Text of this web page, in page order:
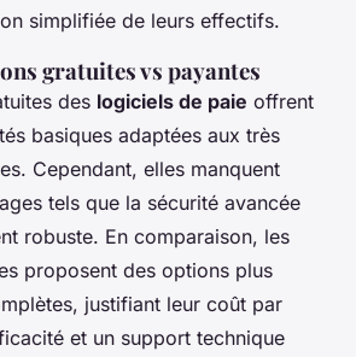
simplifiée de leurs effectifs.
gratuites vs payantes
des logiciels de paie offrent
basiques adaptées aux très
Cependant, elles manquent
tels que la sécurité avancée
robuste. En comparaison, les
proposent des options plus
justifiant leur coût par
et un support technique